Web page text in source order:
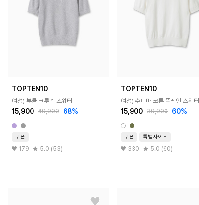
TOPTEN10
여성) 부클 크루넥 스웨터
15,900 49,900 68%
쿠폰
179 5.0 (53)
TOPTEN10
여성) 수피마 코튼 플레인 스웨터
15,900 39,900 60%
쿠폰 특별사이즈
330 5.0 (60)